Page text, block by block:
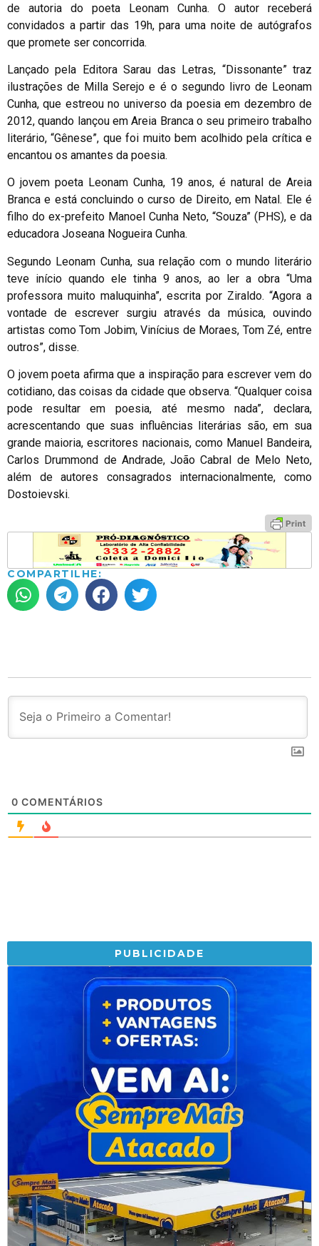
de autoria do poeta Leonam Cunha. O autor receberá
convidados a partir das 19h, para uma noite de autógrafos
que promete ser concorrida.
Lançado pela Editora Sarau das Letras, “Dissonante” traz
ilustrações de Milla Serejo e é o segundo livro de Leonam
Cunha, que estreou no universo da poesia em dezembro de
2012, quando lançou em Areia Branca o seu primeiro trabalho
literário, “Gênese”, que foi muito bem acolhido pela crítica e
encantou os amantes da poesia.
O jovem poeta Leonam Cunha, 19 anos, é natural de Areia
Branca e está concluindo o curso de Direito, em Natal. Ele é
filho do ex-prefeito Manoel Cunha Neto, “Souza” (PHS), e da
educadora Joseana Nogueira Cunha.
Segundo Leonam Cunha, sua relação com o mundo literário
teve início quando ele tinha 9 anos, ao ler a obra “Uma
professora muito maluquinha”, escrita por Ziraldo. “Agora a
vontade de escrever surgiu através da música, ouvindo
artistas como Tom Jobim, Vinícius de Moraes, Tom Zé, entre
outros”, disse.
O jovem poeta afirma que a inspiração para escrever vem do
cotidiano, das coisas da cidade que observa. “Qualquer coisa
pode resultar em poesia, até mesmo nada”, declara,
acrescentando que suas influências literárias são, em sua
grande maioria, escritores nacionais, como Manuel Bandeira,
Carlos Drummond de Andrade, João Cabral de Melo Neto,
além de autores consagrados internacionalmente, como
Dostoievski.
COMPARTILHE:
0 COMENTÁRIOS
PUBLICIDADE